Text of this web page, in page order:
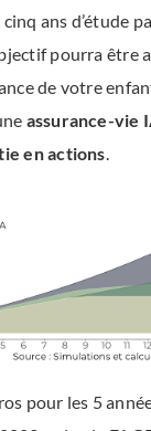
ans d’étude
pourra être
de votre
assurance-vie
en actions.
pour les 5